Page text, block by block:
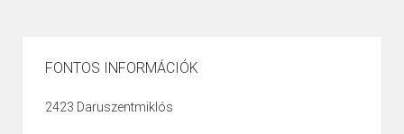
FONTOS INFORMÁCIÓK
2423 Daruszentmiklós